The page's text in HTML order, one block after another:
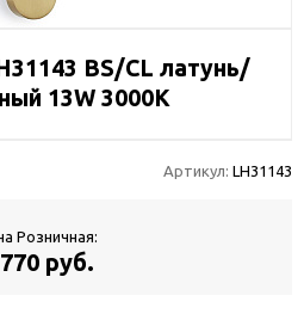
BS/CL латунь/
13W 3000K
Артикул: LH31143
Розничная:
руб.